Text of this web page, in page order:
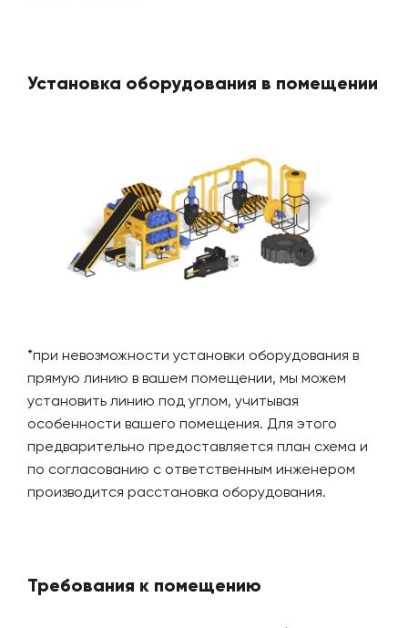
Установка оборудования в помещении
*при невозможности установки оборудования в
прямую линию в вашем помещении, мы можем
установить линию под углом, учитывая
особенности вашего помещения. Для этого
предварительно предоставляется план схема и
по согласованию с ответственным инженером
производится расстановка оборудования.
Требования к помещению